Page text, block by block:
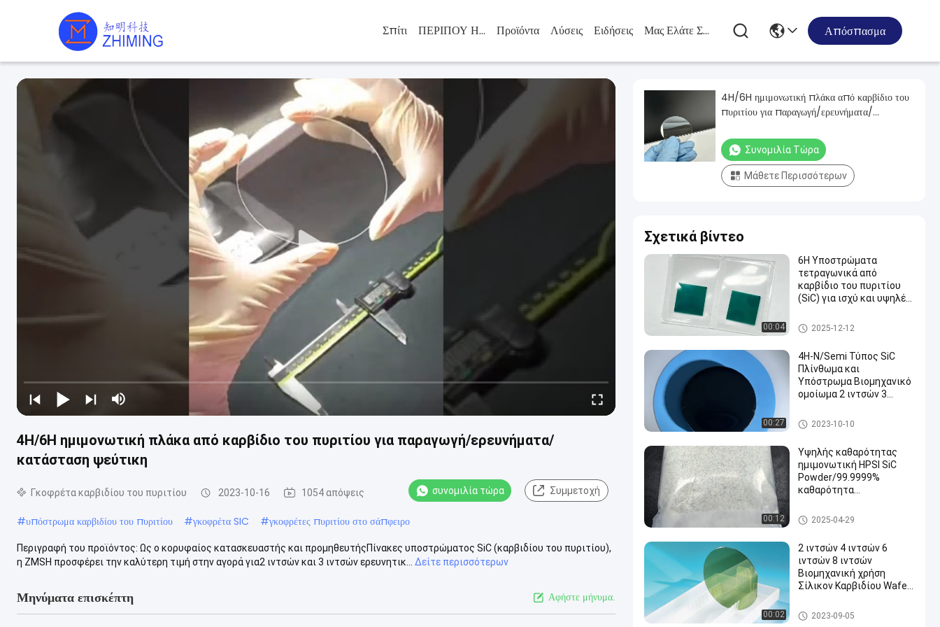
Σπίτι ΠΕΡΙΠΟΥ ΗΠΑ Προϊόντα Λύσεις Ειδήσεις Μας Ελάτε Σε Επαφή Με Απόσπασμα
4H/6H ημιμονωτική πλάκα από καρβίδιο του πυριτίου για παραγωγή/ερευνήματα/
κατάσταση ψεύτικη
Γκοφρέτα καρβιδίου του πυριτίου 2023-10-16 1054 απόψεις συνομιλία τώρα Συμμετοχή
#υπόστρωμα καρβιδίου του πυριτίου #γκοφρέτα SIC #γκοφρέτες πυριτίου στο σάπφειρο
Περιγραφή του προϊόντος: Ως ο κορυφαίος κατασκευαστής και προμηθευτήςΠίνακες υποστρώματος SiC (καρβιδίου του πυριτίου),
η ZMSH προσφέρει την καλύτερη τιμή στην αγορά για2 ιντσών και 3 ιντσών ερευνητικ...
Δείτε περισσότερων
Μηνύματα επισκέπτη Αφήστε μήνυμα.
4H/6H ημιμονωτική πλάκα από καρβίδιο του
πυριτίου για παραγωγή/ερευνήματα/
Συνομιλία Τώρα
Μάθετε Περισσότερων
Σχετικά βίντεο
00:04
6H Υποστρώματα
τετραγωνικά από
καρβίδιο του πυριτίου
(SiC) για ισχύ και υψηλές
Γκοφρέτα καρβιδίου του πυρ
ιτίου
2025-12-12
00:27
4H-N/Semi Τύπος SiC
Πλίνθωμα και
Υπόστρωμα Βιομηχανικό
ομοίωμα 2 ιντσών 3
Γκοφρέτα καρβιδίου του πυρ
ιτίου
2023-10-10
00:12
Υψηλής καθαρότητας
ημιμονωτική HPSI SiC
Powder/99.9999%
καθαρότητα
Γκοφρέτα καρβιδίου του πυρ
ιτίου
2025-04-29
00:02
2 ιντσών 4 ιντσών 6
ιντσών 8 ιντσών
Βιομηχανική χρήση
Σίλικον Καρβιδίου Wafer
τραχύτητα ≤ 0,2nm
Γκοφρέτα καρβιδίου του πυρ
ιτίου
2023-09-05